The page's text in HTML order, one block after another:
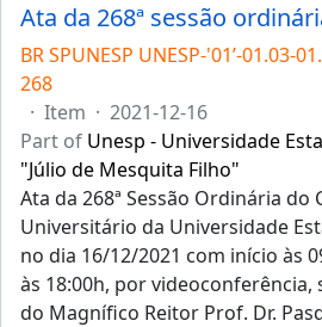
BR SPUNESP UNESP-'01’-01.03-
268
· Item · 2021-12-16
Part of Unesp - Universidade
"Júlio de Mesquita Filho"
Ata da 268ª Sessão Ordinária do
Universitário da Universidade
no dia 16/12/2021 com início às
às 18:00h, por videoconferência,
do Magnífico Reitor Prof. Dr.